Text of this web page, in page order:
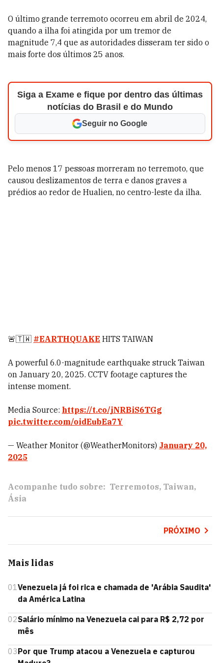
O último grande terremoto ocorreu em abril de 2024,
quando a ilha foi atingida por um tremor de
magnitude 7,4 que as autoridades disseram ter sido o
mais forte dos últimos 25 anos.
Siga a Exame e fique por dentro das últimas
notícias do Brasil e do Mundo
Seguir no Google
Pelo menos 17 pessoas morreram no terremoto, que
causou deslizamentos de terra e danos graves a
prédios ao redor de Hualien, no centro-leste da ilha.
🚨🇹🇼 #EARTHQUAKE HITS TAIWAN
A powerful 6.0-magnitude earthquake struck Taiwan
on January 20, 2025. CCTV footage captures the
intense moment.
Media Source: https://t.co/jNRBiS6TGg
pic.twitter.com/oidEubEa7Y
— Weather Monitor (@WeatherMonitors) January 20,
2025
Acompanhe tudo sobre: Terremotos Taiwan
Ásia
PRÓXIMO
Mais lidas
01Venezuela já foi rica e chamada de 'Arábia Saudita'
da América Latina
02Salário mínimo na Venezuela cai para R$ 2,72 por
mês
03Por que Trump atacou a Venezuela e capturou